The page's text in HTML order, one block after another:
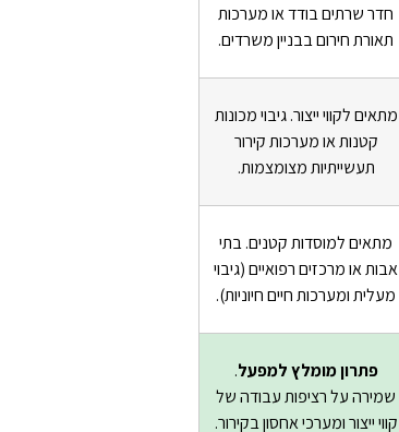
חדר שרתים בודד או מערכות
תאורת חירום בבניין משרדים.
מתאים לקווי ייצור. גיבוי מכונות
קטנות או מערכות קירור
תעשייתיות מצומצמות.
מתאים למוסדות קטנים. בתי
אבות או מרכזים רפואיים(גיבוי
מעלית ומערכות חיים חיוניות).
פתרון מומלץ למפעל.
שמירה על רציפות עבודה של
קווי ייצור ומערכי אחסון בקירור.